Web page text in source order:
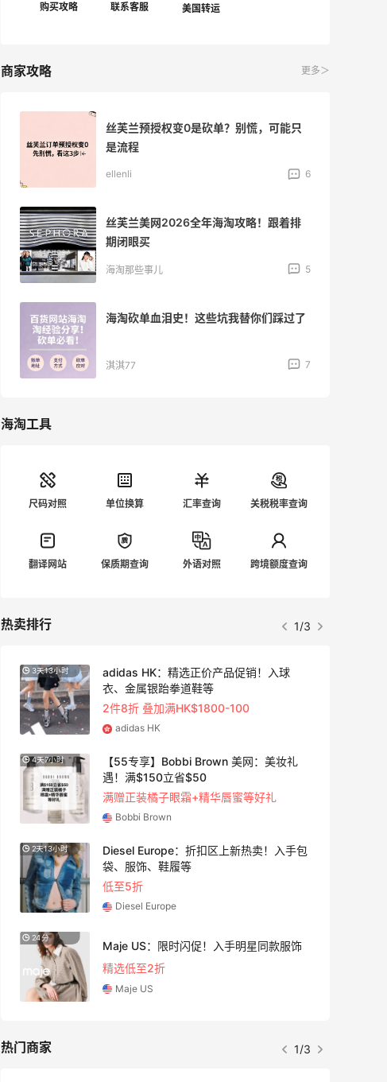
美国转运
商家攻略 更多＞
丝芙兰预授权变0是砍单？别慌，可能只
是流程
ellenli 6
丝芙兰美网2026全年海淘攻略！跟着排
期闭眼买
海淘那些事儿 5
海淘砍单血泪史！这些坑我替你们踩过了
淇淇77 7
海淘工具
尺码对照 单位换算 汇率查询 关税税率查询
翻译网站 保质期查询 外语对照 跨境额度查询
热卖排行 1/3
3天13小时
adidas HK：精选正价产品促销！入球
衣、金属银跆拳道鞋等
2件8折 叠加满HK$1800-100
adidas HK
4天7小时
【55专享】Bobbi Brown 美网：美妆礼
遇！满$150立省$50
满赠正装橘子眼霜+精华唇蜜等好礼
Bobbi Brown
2天13小时
Diesel Europe：折扣区上新热卖！入手包
袋、服饰、鞋履等
低至5折
Diesel Europe
24分
Maje US：限时闪促！入手明星同款服饰
精选低至2折
Maje US
热门商家 1/3